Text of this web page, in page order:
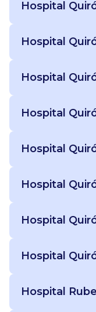
Hospital
Hospital
Hospital
Hospital
Hospital
Hospital
Hospital
Hospital
Hospital